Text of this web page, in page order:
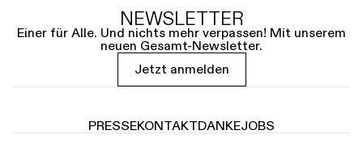
NEWSLETTER
Einer für Alle. Und nichts mehr verpassen! Mit unserem
neuen Gesamt-Newsletter.
Jetzt anmelden
PRESSEKONTAKTDANKEJOBS